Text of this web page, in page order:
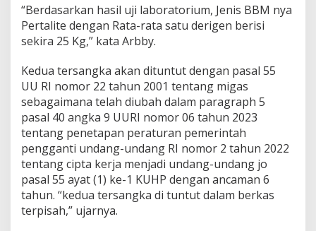
“Berdasarkan hasil uji laboratorium, Jenis BBM nya
Pertalite dengan Rata-rata satu derigen berisi
sekira 25 Kg,” kata Arbby.
Kedua tersangka akan dituntut dengan pasal 55
UU RI nomor 22 tahun 2001 tentang migas
sebagaimana telah diubah dalam paragraph 5
pasal 40 angka 9 UURI nomor 06 tahun 2023
tentang penetapan peraturan pemerintah
pengganti undang-undang RI nomor 2 tahun 2022
tentang cipta kerja menjadi undang-undang jo
pasal 55 ayat (1) ke-1 KUHP dengan ancaman 6
tahun. “kedua tersangka di tuntut dalam berkas
terpisah,” ujarnya.